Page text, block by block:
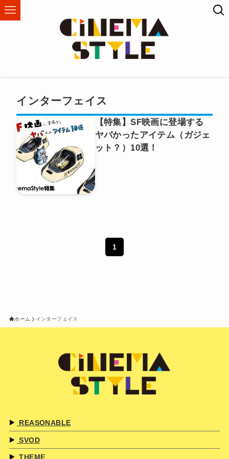
インターフェイス
【特集】SF映画に登場する
ヤバかったアイテム（ガジェ
ット？）10選！
1
ホーム インターフェイス
REASONABLE
SVOD
THEME